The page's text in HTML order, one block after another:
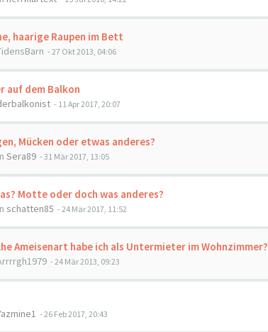
haarige Raupen im Bett
- 27 Okt 2013, 04:06
auf dem Balkon
- 11 Apr 2017, 20:07
Mücken oder etwas anderes?
Sera89 - 31 Mär 2017, 13:05
Motte oder doch was anderes?
schatten85 - 24 Mär 2017, 11:52
Ameisenart habe ich als Untermieter im Wohnzimmer?
- 24 Mär 2013, 09:23
- 26 Feb 2017, 20:43